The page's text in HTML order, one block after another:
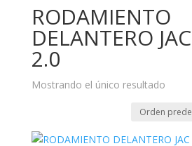
RODAMIENTO
DELANTERO
2.0
Mostrando el único resultado